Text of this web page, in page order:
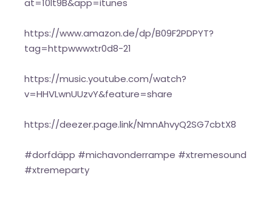
at=10lt9B&app=itunes
https://www.amazon.de/dp/B09F2PDPYT?
tag=httpwwwxtr0d8-21
https://music.youtube.com/watch?
v=HHVLwnUUzvY&feature=share
https://deezer.page.link/NmnAhvyQ2SG7cbtX8
#dorfdäpp #michavonderrampe #xtremesound
#xtremeparty